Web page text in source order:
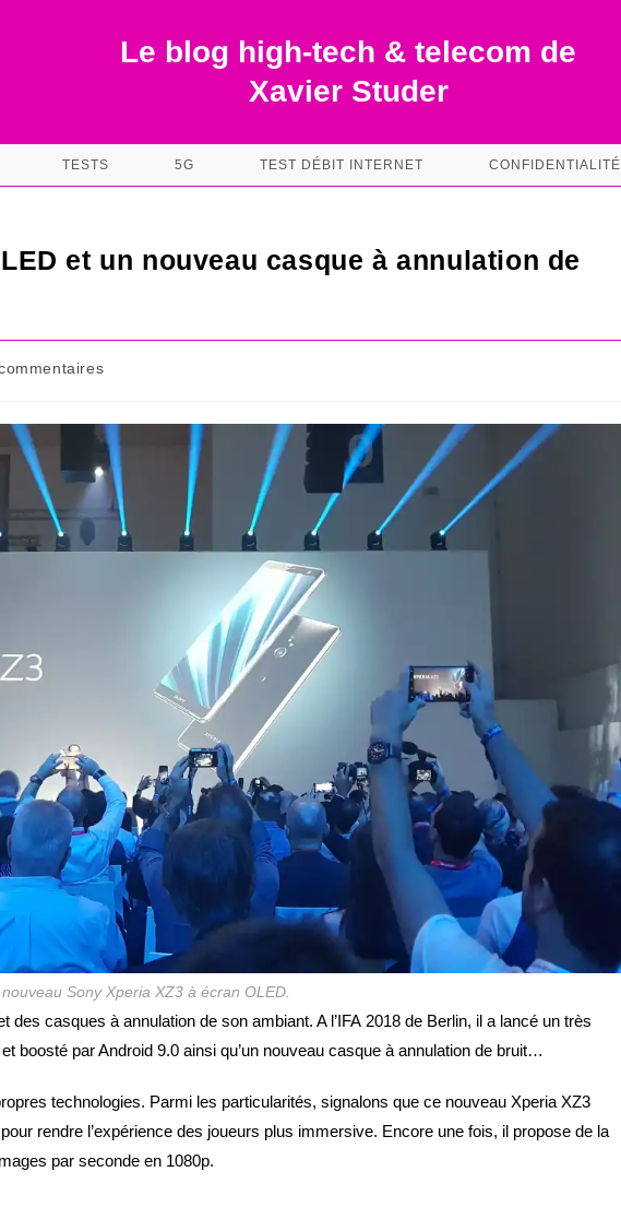
Le blog high-tech & telecom de
Xavier Studer
TESTS 5G TEST DÉBIT INTERNET CONFIDENTIALITÉ
et un nouveau casque à annulation de
:
Sony Xperia XZ3 à écran OLED.
casques à annulation de son ambiant. A l’IFA 2018 de Berlin, il a lancé un très
boosté par Android 9.0 ainsi qu’un nouveau casque à annulation de bruit…
technologies. Parmi les particularités, signalons que ce nouveau Xperia XZ3
rendre l’expérience des joueurs plus immersive. Encore une fois, il propose de la
par seconde en 1080p.